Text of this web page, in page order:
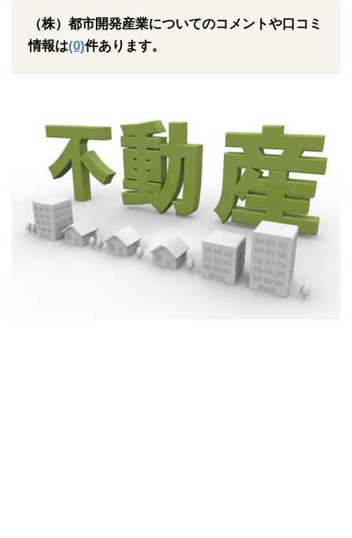
（株）都市開発産業についてのコメントや口コミ
情報は(0)件あります。